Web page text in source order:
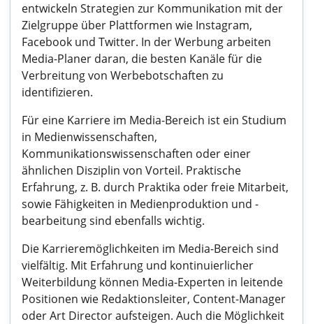
entwickeln Strategien zur Kommunikation mit der
Zielgruppe über Plattformen wie Instagram,
Facebook und Twitter. In der Werbung arbeiten
Media-Planer daran, die besten Kanäle für die
Verbreitung von Werbebotschaften zu
identifizieren.
Für eine Karriere im Media-Bereich ist ein Studium
in Medienwissenschaften,
Kommunikationswissenschaften oder einer
ähnlichen Disziplin von Vorteil. Praktische
Erfahrung, z. B. durch Praktika oder freie Mitarbeit,
sowie Fähigkeiten in Medienproduktion und -
bearbeitung sind ebenfalls wichtig.
Die Karrieremöglichkeiten im Media-Bereich sind
vielfältig. Mit Erfahrung und kontinuierlicher
Weiterbildung können Media-Experten in leitende
Positionen wie Redaktionsleiter, Content-Manager
oder Art Director aufsteigen. Auch die Möglichkeit